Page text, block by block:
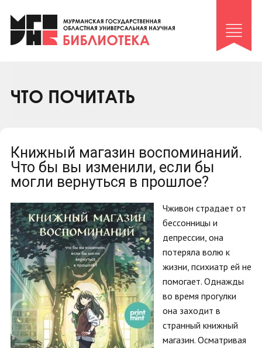
Клуб «Гиря и сельдерей»
Клуб «Семейный архив»
Коллегам
ЧТО ПОЧИТАТЬ
Книжный магазин воспоминаний.
Что бы вы изменили, если бы
могли вернуться в прошлое?
Чживон страдает от
бессонницы и
депрессии, она
потеряла волю к
жизни, психиатр ей не
помогает. Однажды
во время прогулки
она заходит в
странный книжный
магазин. Осматривая